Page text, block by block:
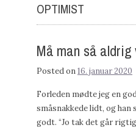
OPTIMIST
Må man så
Posted on16. januar 2020
Forleden mødte jeg en
småsnakkede lidt, og
godt. “Jo tak det går